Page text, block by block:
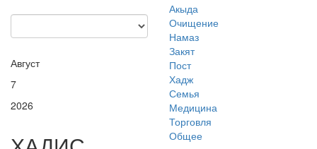
Август
7
2026
Акыда
Очищение
Намаз
Закят
Пост
Хадж
Семья
Медицина
Торговля
Общее